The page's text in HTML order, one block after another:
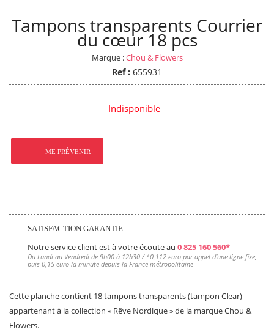
Tampons transparents Courrier
du cœur 18 pcs
Marque :Chou & Flowers
Ref : 655931
Indisponible
ME PRÉVENIR
SATISFACTION GARANTIE
Notre service client est à votre écoute au 0 825 160 560*
Du Lundi au Vendredi de 9h00 à 12h30 / *0,112 euro par appel d’une ligne fixe,
puis 0,15 euro la minute depuis la France métropolitaine
Cette planche contient 18 tampons transparents (tampon Clear)
appartenant à la collection « Rêve Nordique » de la marque Chou &
Flowers.